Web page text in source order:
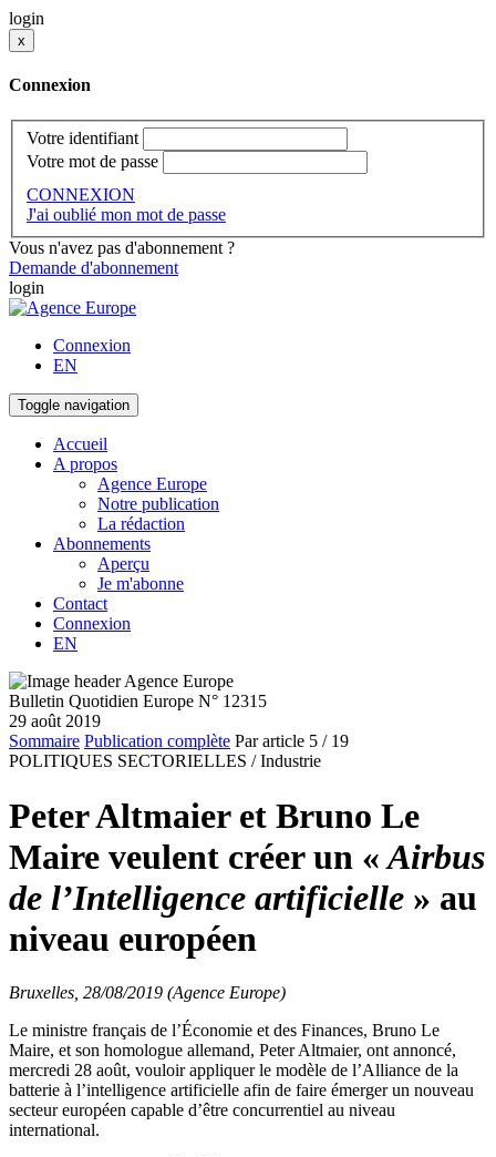
login
x
Connexion
Votre identifiant
Votre mot de passe
CONNEXION
J'ai oublié mon mot de passe
Vous n'avez pas d'abonnement ?
Demande d'abonnement
login
Connexion
EN
Toggle navigation
Accueil
A propos
Agence Europe
Notre publication
La rédaction
Abonnements
Aperçu
Je m'abonne
Contact
Connexion
EN
Bulletin Quotidien Europe N° 12315
29 août 2019
Sommaire Publication complète Par article 5 / 19
POLITIQUES SECTORIELLES / Industrie
Peter Altmaier et Bruno Le
Maire veulent créer un «Airbus
de l’Intelligence artificielle » au
niveau européen
Bruxelles, 28/08/2019 (Agence Europe)
Le ministre français de l’Économie et des Finances, Bruno Le
Maire, et son homologue allemand, Peter Altmaier, ont annoncé,
mercredi 28 août, vouloir appliquer le modèle de l’Alliance de la
batterie à l’intelligence artificielle afin de faire émerger un nouveau
secteur européen capable d’être concurrentiel au niveau
international.